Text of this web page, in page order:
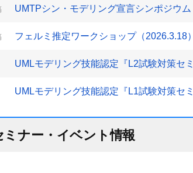
UMTPシン・モデリング宣言シンポジウム
フェルミ推定ワークショップ（2026.3.18
UMLモデリング技能認定『L2試験対策セ
UMLモデリング技能認定『L1試験対策セ
ミナー・イベント情報